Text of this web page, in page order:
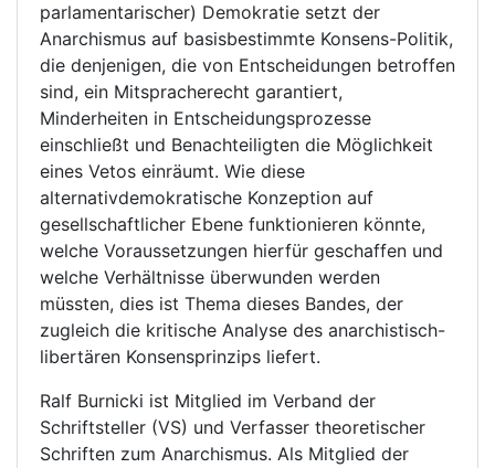
parlamentarischer) Demokratie setzt der
Anarchismus auf basisbestimmte Konsens-Politik,
die denjenigen, die von Entscheidungen betroffen
sind, ein Mitspracherecht garantiert,
Minderheiten in Entscheidungsprozesse
einschließt und Benachteiligten die Möglichkeit
eines Vetos einräumt. Wie diese
alternativdemokratische Konzeption auf
gesellschaftlicher Ebene funktionieren könnte,
welche Voraussetzungen hierfür geschaffen und
welche Verhältnisse überwunden werden
müssten, dies ist Thema dieses Bandes, der
zugleich die kritische Analyse des anarchistisch-
libertären Konsensprinzips liefert.
Ralf Burnicki ist Mitglied im Verband der
Schriftsteller (VS) und Verfasser theoretischer
Schriften zum Anarchismus. Als Mitglied der